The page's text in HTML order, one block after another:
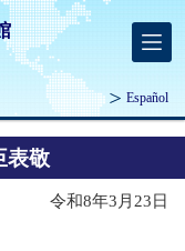
Español
表敬
令和8年3月23日